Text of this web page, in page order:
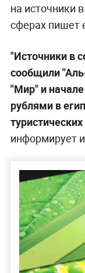
на источники
сферах пишет
"Источники в
сообщили
"Мир" и
рублями в
информирует